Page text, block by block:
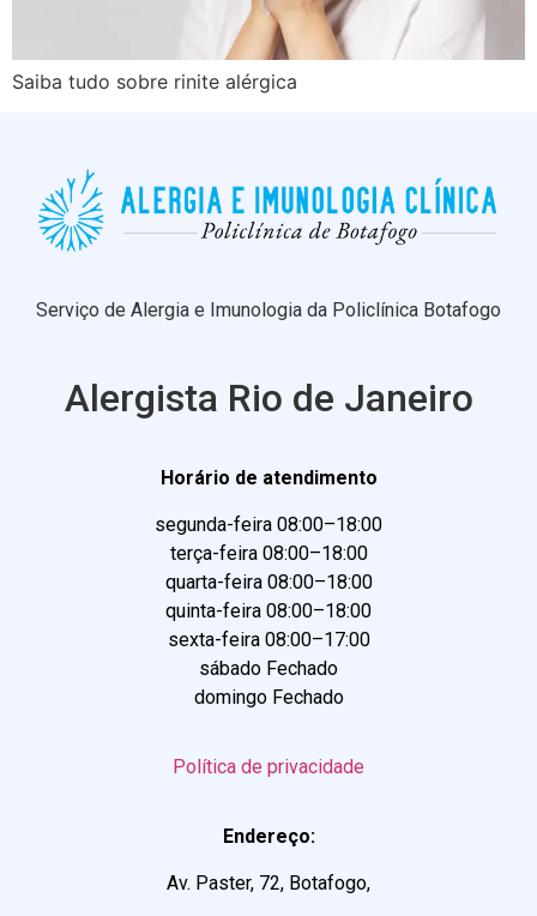
Saiba tudo sobre rinite alérgica
Serviço de Alergia e Imunologia da Policlínica Botafogo
Alergista Rio de Janeiro
Horário de atendimento
segunda-feira 08:00–18:00
terça-feira 08:00–18:00
quarta-feira 08:00–18:00
quinta-feira 08:00–18:00
sexta-feira 08:00–17:00
sábado Fechado
domingo Fechado
Política de privacidade
Endereço:
Av. Paster, 72, Botafogo,